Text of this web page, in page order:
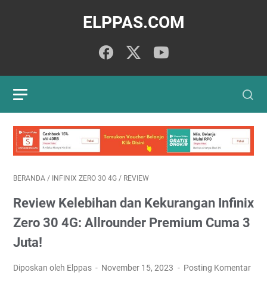
ELPPAS.COM
BERANDA / INFINIX ZERO 30 4G / REVIEW
Review Kelebihan dan Kekurangan Infinix
Zero 30 4G: Allrounder Premium Cuma 3
Juta!
Diposkan oleh Elppas November 15, 2023 Posting Komentar